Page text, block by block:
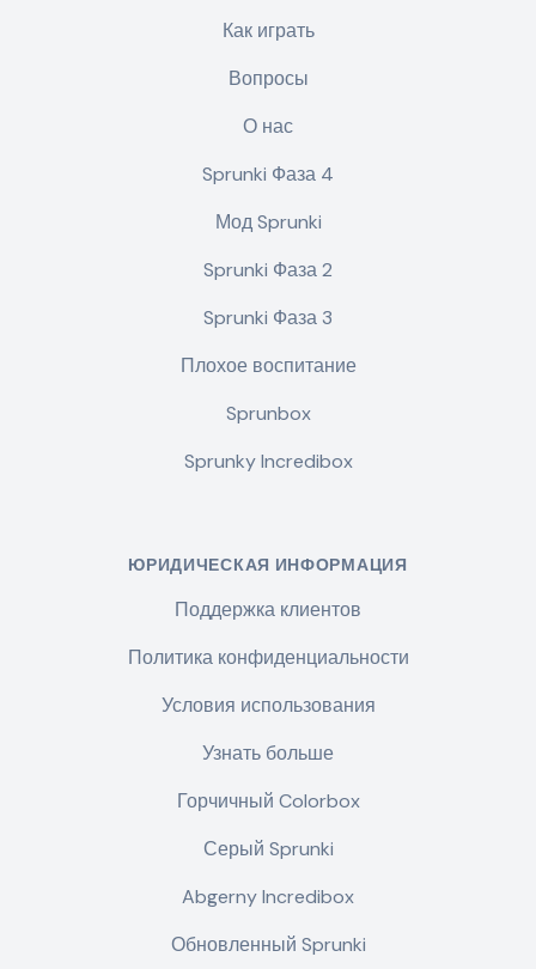
Как играть
Вопросы
О нас
Sprunki Фаза 4
Мод Sprunki
Sprunki Фаза 2
Sprunki Фаза 3
Плохое воспитание
Sprunbox
Sprunky Incredibox
ЮРИДИЧЕСКАЯ ИНФОРМАЦИЯ
Поддержка клиентов
Политика конфиденциальности
Условия использования
Узнать больше
Горчичный Colorbox
Серый Sprunki
Abgerny Incredibox
Обновленный Sprunki